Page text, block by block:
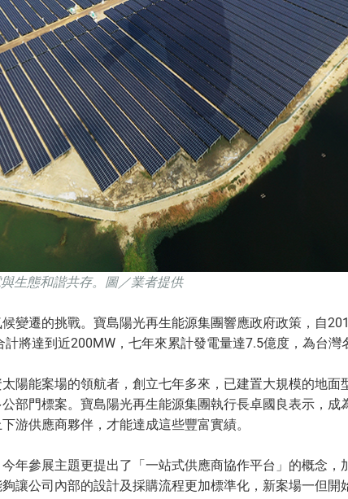
生態和諧共存。圖／業者提供
變遷的挑戰。寶島陽光再生能源集團響應政府政策，自
將達到近200MW，七年來累計發電量達7.5億度，為台灣
陽能案場的領航者，創立七年多來，已建置大規模的地面
部門標案。寶島陽光再生能源集團執行長卓國良表示，成
游供應商夥伴，才能達成這些豐富實績。
年參展主題更提出了「一站式供應商協作平台」的概念，
讓公司內部的設計及採購流程更加標準化，新案場一但開